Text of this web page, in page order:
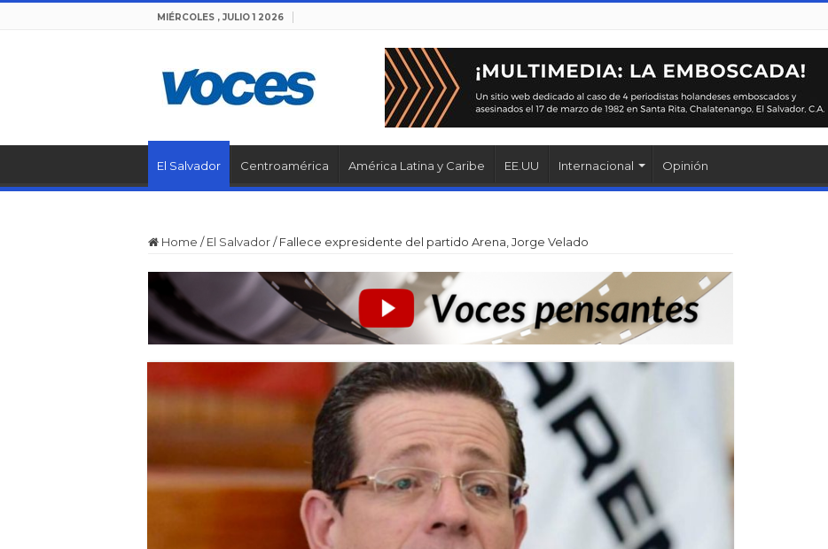
MIÉRCOLES , JULIO 1 2026
El Salvador Centroamérica América Latina y Caribe EE.UU Internacional Opinión
Home / El Salvador/ Fallece expresidente del partido Arena, Jorge Velado